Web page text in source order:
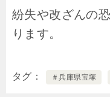
紛失や改ざんの
ります。
タグ ＃兵庫県宝塚